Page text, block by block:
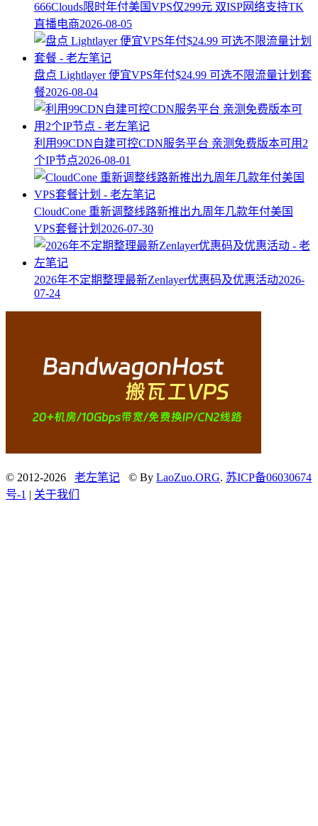
666Clouds限时年付美国VPS仅299元 双ISP网络支持TK
直播电商2026-08-05
盘点 Lightlayer 便宜VPS年付$24.99 可选不限流量计划套
餐2026-08-04
利用99CDN自建可控CDN服务平台 亲测免费版本可用2
个IP节点2026-08-01
CloudCone 重新调整线路新推出九周年几款年付美国
VPS套餐计划 2026-07-30
2026年不定期整理最新Zenlayer优惠码及优惠活动2026-
07-24
© 2012-2026 老左笔记 © By LaoZuo.ORG. 苏ICP备06030674
号-1 | 关于我们